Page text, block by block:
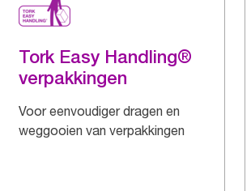
Tork Easy Handling®
verpakkingen
Voor eenvoudiger dragen en
weggooien van verpakkingen